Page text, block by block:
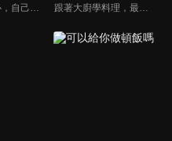
用點心做點心，自己動手最開心！全台唯一以點心烘焙為主題的電視節目，邀請熱愛烘焙料理的你/妳，一起加入我們DIY各式各樣的點心。 跟著大廚學料理，最強的料理小百科，美味SO MUCH！